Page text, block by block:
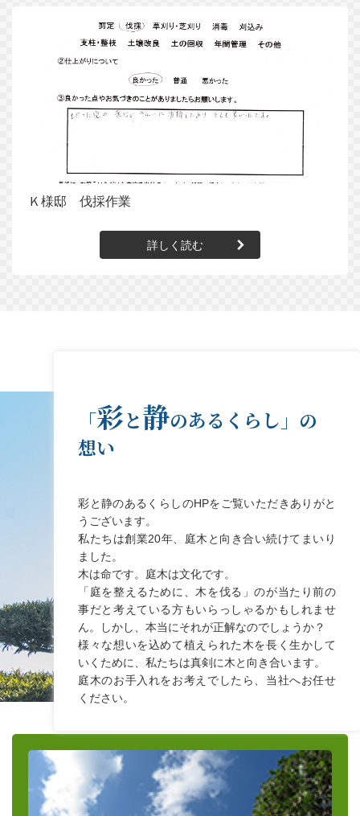
Ｋ様邸 伐採作業
詳しく読む
「彩と静のあるくらし」の
想い
彩と静のあるくらしのHPをご覧いただきありがと
うございます。
私たちは創業20年、庭木と向き合い続けてまいり
ました。
木は命です。庭木は文化です。
「庭を整えるために、木を伐る」のが当たり前の
事だと考えている方もいらっしゃるかもしれませ
ん。しかし、本当にそれが正解なのでしょうか？
様々な想いを込めて植えられた木を長く生かして
いくために、私たちは真剣に木と向き合います。
庭木のお手入れをお考えでしたら、当社へお任せ
ください。